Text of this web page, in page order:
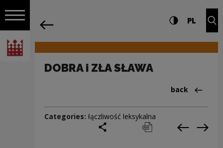
Open navigation
National Centre for Culture Poland
Navigation Settings and search
High contrast
PL
DOBRA i ZŁA SŁAWA
Back
back
Categories: łączliwość leksykalna
print pobierz Previous